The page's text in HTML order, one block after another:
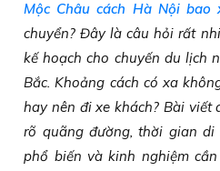
Mộc Châu cách Hà Nội bao
chuyển? Đây là câu hỏi rất
kế hoạch cho chuyến du lịch
Bắc. Khoảng cách có xa
hay nên đi xe khách? Bài viết
rõ quãng đường, thời gian di
phổ biến và kinh nghiệm